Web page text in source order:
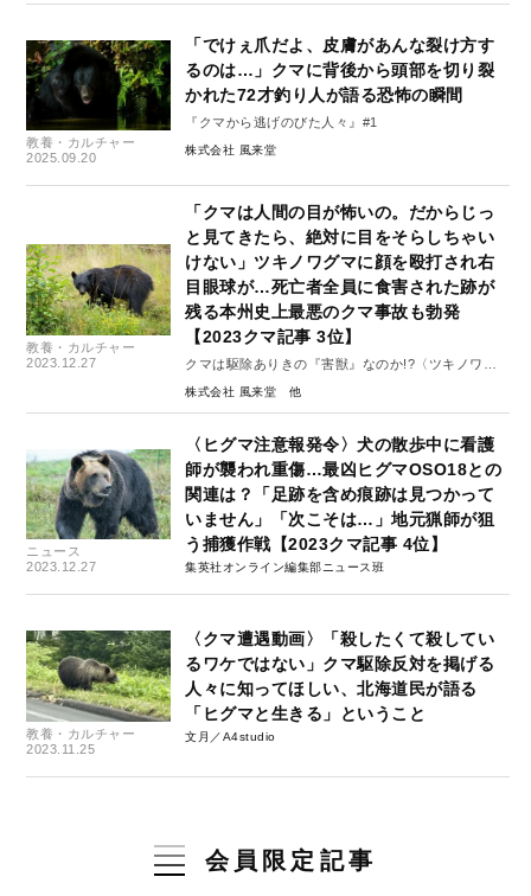
教養・カルチャー
2025.09.20
「でけぇ爪だよ、皮膚があんな裂け方す
るのは…」クマに背後から頭部を切り裂
かれた72才釣り人が語る恐怖の瞬間
『クマから逃げのびた人々』#1
株式会社 風来堂
教養・カルチャー
2023.12.27
「クマは人間の目が怖いの。だからじっ
と見てきたら、絶対に目をそらしちゃい
けない」ツキノワグマに顔を殴打され右
目眼球が…死亡者全員に食害された跡が
残る本州史上最悪のクマ事故も勃発
【2023クマ記事 3位】
クマは駆除ありきの『害獣』なのか!?〈ツキノワグ
マ編〉
株式会社 風来堂
ニュース
2023.12.27
〈ヒグマ注意報発令〉犬の散歩中に看護
師が襲われ重傷…最凶ヒグマOSO18との
関連は？「足跡を含め痕跡は見つかって
いません」「次こそは…」地元猟師が狙
う捕獲作戦【2023クマ記事 4位】
集英社オンライン編集部ニュース班
教養・カルチャー
2023.11.25
〈クマ遭遇動画〉「殺したくて殺してい
るワケではない」クマ駆除反対を掲げる
人々に知ってほしい、北海道民が語る
「ヒグマと生きる」ということ
文月／A4studio
会員限定記事